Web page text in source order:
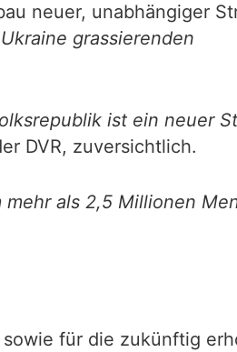
neuer, unabhängiger
grassierenden
ist ein neuer
DVR, zuversichtlich.
als 2,5 Millionen
für die zukünftig